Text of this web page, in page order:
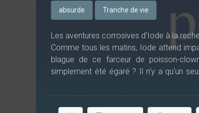
absurde Tranche de vie
Les aventures corrosives d’Iode à la
Comme tous les matins, Iode attend
blague de ce farceur de poisson-
simplement été égaré ? Il n'y a qu'un
petite auto vert pomme, Iode fait la
effectue une livraison pour le compte
dernière décide de lui fausser